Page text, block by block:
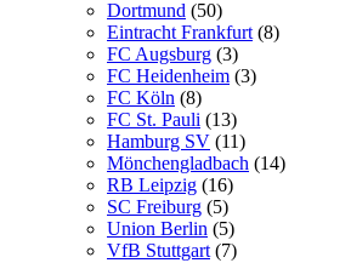
Dortmund (50)
Eintracht Frankfurt (8)
FC Augsburg (3)
FC Heidenheim (3)
FC Köln (8)
FC St. Pauli (13)
Hamburg SV (11)
Mönchengladbach (14)
RB Leipzig (16)
SC Freiburg (5)
Union Berlin (5)
VfB Stuttgart (7)